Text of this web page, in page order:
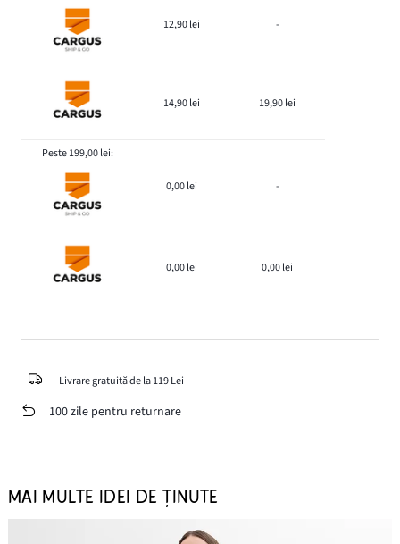
12,90 lei -
14,90 lei 19,90 lei
Peste 199,00 lei:
0,00 lei -
0,00 lei 0,00 lei
Livrare gratuită de la 119 Lei
100 zile pentru returnare
MAI MULTE IDEI DE ȚINUTE